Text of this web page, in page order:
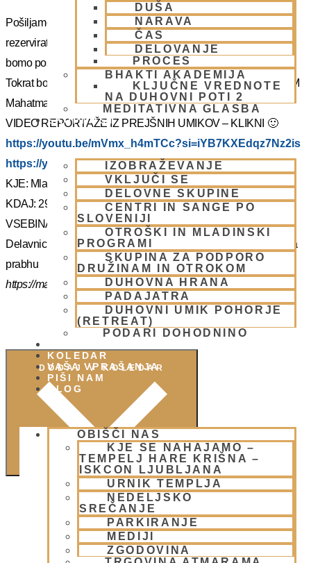
DUŠA
NARAVA
ČAS
DELOVANJE
PROCES
BHAKTI AKADEMIJA
KLJUČNE VREDNOTE
NA DUHOVNI POTI 2
MEDITATIVNA GLASBA
SKUPNOST
IZOBRAŽEVANJE
VKLJUČI SE
DELOVNE SKUPINE
CENTRI IN SANGE PO
SLOVENIJI
OTROŠKI IN MLADINSKI
PROGRAMI
SKUPINA ZA PODPORO
DRUŽINAM IN OTROKOM
DUHOVNA HRANA
PADAJATRA
DUHOVNI UMIK POHORJE
(RETREAT)
PODARI DOHODNINO
KOLEDAR
VAŠA VPRAŠANJA
PIŠI NAM
BLOG
OBIŠČI NAS
KJE SE NAHAJAMO –
TEMPELJ HARE KRIŠNA –
ISKCON LJUBLJANA
URNIK TEMPLJA
NEDELJSKO
SREČANJE
PARKIRANJE
MEDIJI
ZGODOVINA
Pošiljamo vam samo osnovno informacijo tako da si lahko
rezervirate dopust. Več podatkov in možnost za prijavo vam
bomo poslal kasneje.
Tokrat bo z nami Šrila Prabhupadov učenec, duhovni učitelj NM
Mahatma prabhu. Redka priložnost, ki jo ne velja izpustiti.
VIDEO REPORTAŽE IZ PREJŠNIH UMIKOV – KLIKNI 🙂
https://youtu.be/mVmx_h4mTCc?si=iYB7KXEdqz7Nz2is
https://youtu.be/AziuZJyrho4?si=Zr5a_H8Hj-X888vW
KJE: Mladinski dom na Smolniku (mariborsko Pohorje)
KDAJ: 29.7.- 2.8.2025 (od torka do sobote)
VSEBINA:
Delavnice in bo vodil, Šrila Prabhupadov učenec NM Mahatma
prabhu
https://mahatmadas.com